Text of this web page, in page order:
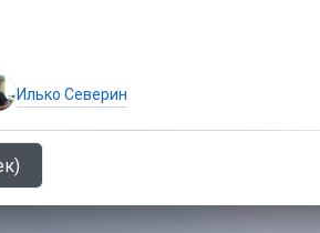
Илько Северин